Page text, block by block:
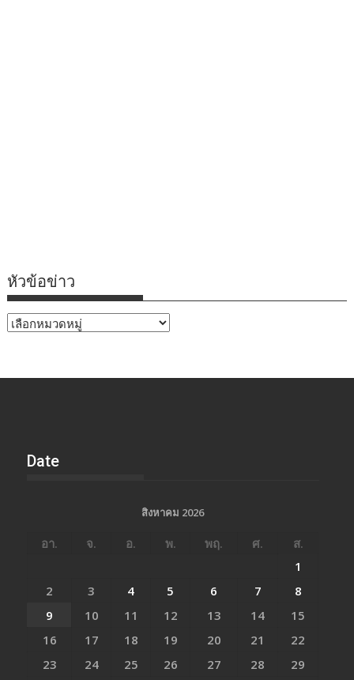
หัวข้อข่าว
หัวข้อ
Date
สิงหาคม 2026
อา. จ. อ. พ. พฤ. ศ.
ส.
1
2
3 4 5 6 7
8
9
10 11 12 13 14
15
16
17 18 19 20 21
22
23
24 25 26 27 28
29